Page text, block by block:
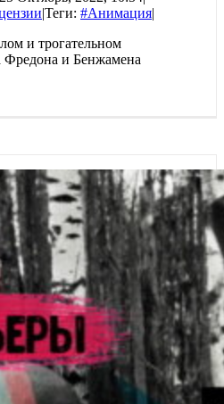
|Теги: #Анимация|
и трогательном
и Бенжамена